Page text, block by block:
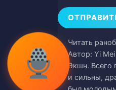
48
50
51
Читать
Автор: Yi
Экшн. Всего
и сильны,